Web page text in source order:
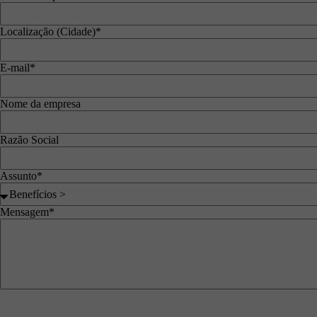
Localização (Cidade)*
E-mail*
Nome da empresa
Razão Social
Assunto*
Mensagem*